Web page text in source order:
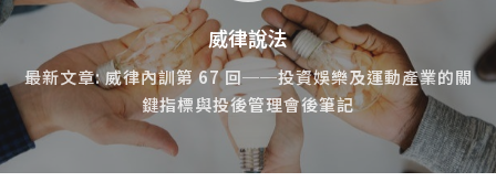
威律說法
最新文章: 威律內訓第 67 回──投資娛樂及運動產業的關
鍵指標與投後管理會後筆記